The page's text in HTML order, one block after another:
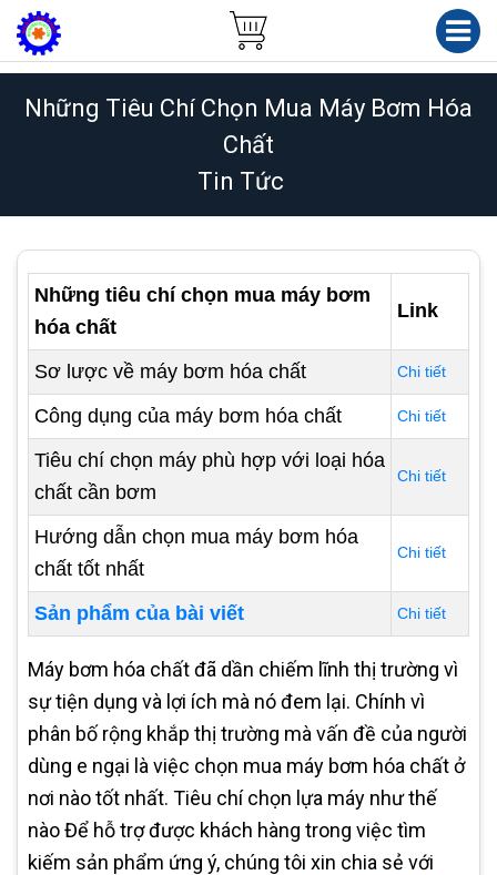
Những Tiêu Chí Chọn Mua Máy Bơm Hóa
Chất
Tin Tức
Những tiêu chí chọn mua máy bơm
hóa chất
Link
Sơ lược về máy bơm hóa chất Chi tiết
Công dụng của máy bơm hóa chất Chi tiết
Tiêu chí chọn máy phù hợp với loại hóa
chất cần bơm
Chi tiết
Hướng dẫn chọn mua máy bơm hóa
chất tốt nhất
Chi tiết
Sản phẩm của bài viết Chi tiết
Máy bơm hóa chất đã dần chiếm lĩnh thị trường vì
sự tiện dụng và lợi ích mà nó đem lại. Chính vì
phân bố rộng khắp thị trường mà vấn đề của người
dùng e ngại là việc chọn mua máy bơm hóa chất ở
nơi nào tốt nhất. Tiêu chí chọn lựa máy như thế
nào Để hỗ trợ được khách hàng trong việc tìm
kiếm sản phẩm ứng ý, chúng tôi xin chia sẻ với